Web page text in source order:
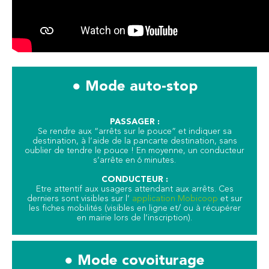
● Mode auto-stop
PASSAGER :
Se rendre aux “arrêts sur le pouce” et indiquer sa
destination, à l’aide de la pancarte destination, sans
oublier de tendre le pouce ! En moyenne, un conducteur
s’arrête en 6 minutes.
CONDUCTEUR :
Etre attentif aux usagers attendant aux arrêts. Ces
derniers sont visibles sur l’ application Mobicoop et sur
les fiches mobilités (visibles en ligne et/ ou à récupérer
en mairie lors de l’inscription).
● Mode covoiturage